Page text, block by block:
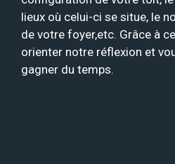
lieux où celui-ci se situe, le
de votre foyer,etc. Grâce à
orienter notre réflexion et
gagner du temps.